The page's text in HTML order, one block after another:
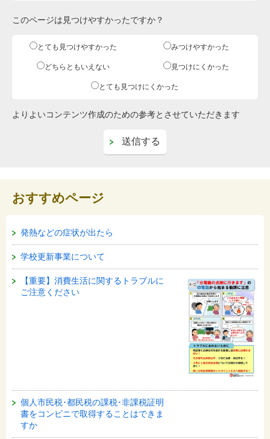
このページは見つけやすかったですか？
とても見つけやすかった みつけやすかった
どちらともいえない 見つけにくかった
とても見つけにくかった
よりよいコンテンツ作成のための参考とさせていただきます
おすすめページ
発熱などの症状が出たら
学校更新事業について
【重要】消費生活に関するトラブルに
ご注意ください
個人市民税･都民税の課税･非課税証明
書をコンビニで取得することはできま
すか